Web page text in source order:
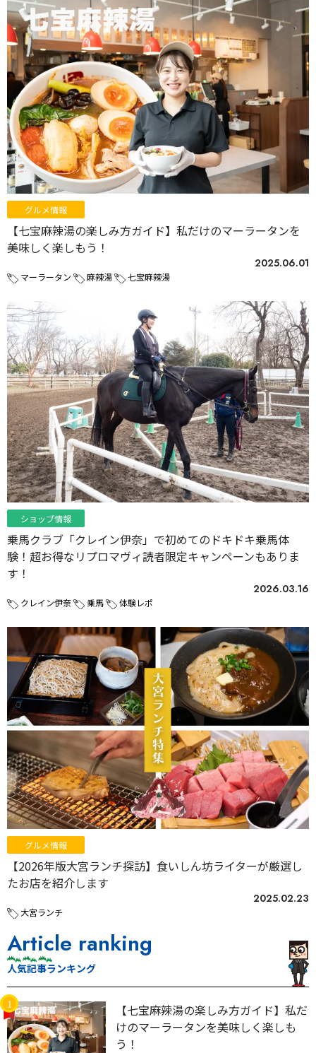
グルメ情報
【七宝麻辣湯の楽しみ方ガイド】私だけのマーラータンを
美味しく楽しもう！
2025.06.01
マーラータン 麻辣湯 七宝麻辣湯
ショップ情報
乗馬クラブ「クレイン伊奈」で初めてのドキドキ乗馬体
験！超お得なリプロマヴィ読者限定キャンペーンもありま
す！
2026.03.16
クレイン伊奈 乗馬 体験レポ
グルメ情報
【2026年版大宮ランチ探訪】食いしん坊ライターが厳選し
たお店を紹介します
2025.02.23
大宮ランチ
Article ranking
人気記事ランキング
【七宝麻辣湯の楽しみ方ガイド】私だ
けのマーラータンを美味しく楽しも
う！